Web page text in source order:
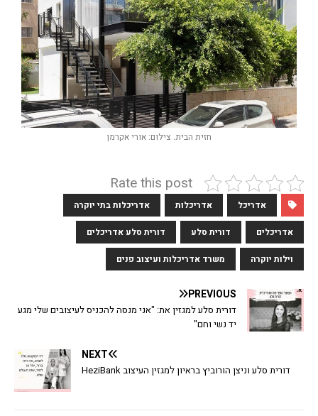
חזית הבית. צילום: אורי אקרמן
Rate this post
אדריכל אדריכלות אדריכלות בתי יוקרה
אדריכלים דורית סלע דורית סלע אדריכלים
וילות יוקרה משרד אדריכלות ועיצוב פנים
PREVIOUS
דורית סלע למגזין את: "אני מנסה להכניס לעיצובים שלי מגע
יד נשי וחם"
NEXT
דורית סלע וניצן הורוביץ בראיון למגזין העיצוב HeziBank